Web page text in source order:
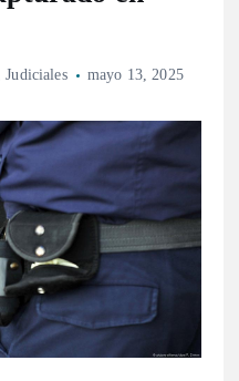
Judiciales mayo 13, 2025